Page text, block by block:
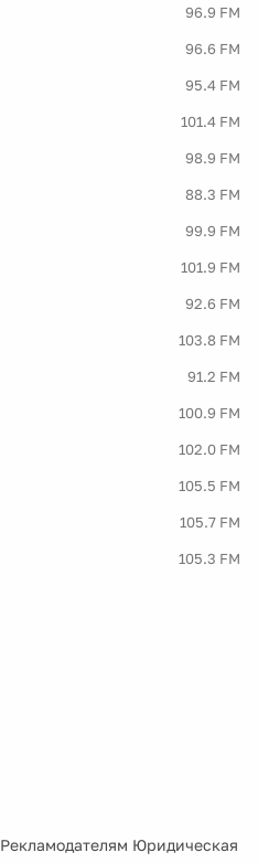
96.9 FM
96.6 FM
95.4 FM
101.4 FM
98.9 FM
88.3 FM
99.9 FM
101.9 FM
92.6 FM
103.8 FM
91.2 FM
100.9 FM
102.0 FM
105.5 FM
105.7 FM
105.3 FM
Рекламодателям Юридическая